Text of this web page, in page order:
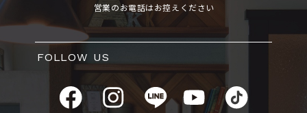
営業のお電話はお控えください
FOLLOW US